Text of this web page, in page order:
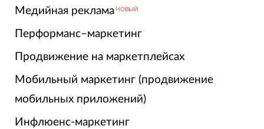
Медийная реклама НОВЫЙ
Перформанс–маркетинг
Продвижение на маркетплейсах
Мобильный маркетинг (продвижение
мобильных приложений)
Инфлюенс-маркетинг